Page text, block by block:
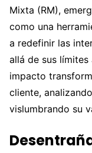
Mixta (RM),
como una
a redefinir las
allá de sus
impacto
cliente,
vislumbrando su